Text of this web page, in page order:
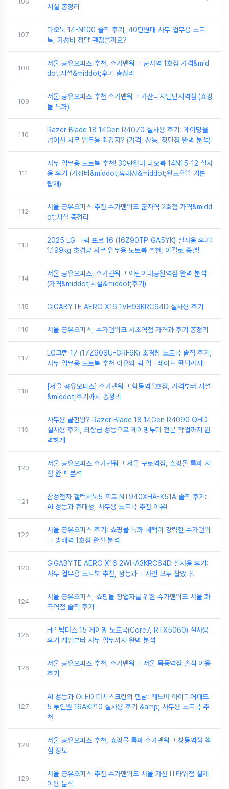
시설 총정리
107
다오북 14-N100 솔직 후기, 40만원대 사무 업무용 노트
북, 가성비 정말 괜찮을까요?
108
서울 공유오피스 추천, 슈가맨워크 군자역 1호점 가격&mid
dot;시설&middot;후기 총정리
109
서울 공유오피스 추천 슈가맨워크 가산디지털단지역점 (쇼핑
몰 특화)
110
Razer Blade 18 14Gen R4070 실사용 후기: 게이밍을
넘어선 사무 업무용 최강자? (가격, 성능, 장단점 완벽 분석)
111
사무 업무용 노트북 추천! 30만원대 다오북 14N15-12 실사
용 후기 (가성비&middot;휴대성&middot;윈도우11 기본
탑재)
112
서울 공유오피스 추천 슈가맨워크 군자역 2호점 가격&midd
ot;시설 총정리
113
2025 LG 그램 프로 16 (16Z90TP-GA5YK) 실사용 후기:
1.199kg 초경량 사무 업무용 노트북 추천, 이걸로 종결!
114
서울 공유오피스, 슈가맨워크 어린이대공원역점 완벽 분석
(가격&middot;시설&middot;후기)
115 GIGABYTE AERO X16 1VH93KRC94D 실사용 후기
116 서울 공유오피스, 슈가맨워크 서초역점 가격과 후기 총정리
117
LG그램 17 (17Z90SU-GRF6K) 초경량 노트북 솔직 후기,
사무 업무용 노트북 추천 이유와 램 업그레이드 꿀팁까지!
118
[서울 공유오피스] 슈가맨워크 학동역 1호점, 가격부터 시설
&middot;후기까지 총정리
119
사무용 끝판왕? Razer Blade 18 14Gen R4090 QHD
실사용 후기, 최상급 성능으로 게이밍부터 전문 작업까지 완
벽하게
120
서울 공유오피스 슈가맨워크 서울 구로역점, 쇼핑몰 특화 지
점 완벽 분석
121
삼성전자 갤럭시북5 프로 NT940XHA-K51A 솔직 후기:
AI 성능과 휴대성, 사무용 노트북 추천 이유!
122
서울 공유오피스 후기: 쇼핑몰 특화 혜택이 강력한 슈가맨워
크 방배역 1호점 완전 분석
123
GIGABYTE AERO X16 2WHA3KRC64D 실사용 후기:
사무 업무용 노트북 추천, 성능과 디자인 모두 잡았다!
124
서울 공유오피스, 쇼핑몰 창업자를 위한 슈가맨워크 서울 화
곡역점 솔직 후기
125
HP 빅터스 15 게이밍 노트북(Core7, RTX5060) 실사용
후기 게임부터 사무 업무까지 완벽 분석
126
서울 공유오피스 추천, 슈가맨워크 서울 목동역점 솔직 이용
후기
127
AI 성능과 OLED 터치스크린의 만남: 레노버 아이디어패드
5 투인원 16AKP10 실사용 후기 &amp; 사무용 노트북 추
천
128
서울 공유오피스 추천, 쇼핑몰 특화 슈가맨워크 창동역점 핵
심 정보
129
서울 공유오피스 추천 슈가맨워크 서울 가산 IT타워점 실제
이용 분석